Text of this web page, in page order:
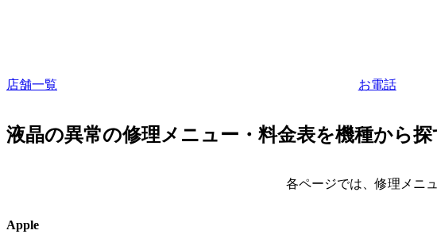
店舗一覧 お電話
液晶の異常の修理メニュー・料金表を機種から探
各ページでは、修理メニ
Apple